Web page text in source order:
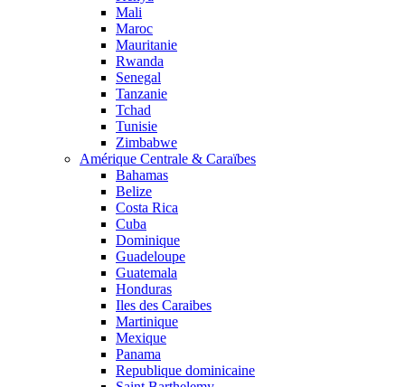
Mali
Maroc
Mauritanie
Rwanda
Senegal
Tanzanie
Tchad
Tunisie
Zimbabwe
Amérique Centrale & Caraïbes
Bahamas
Belize
Costa Rica
Cuba
Dominique
Guadeloupe
Guatemala
Honduras
Iles des Caraibes
Martinique
Mexique
Panama
Republique dominicaine